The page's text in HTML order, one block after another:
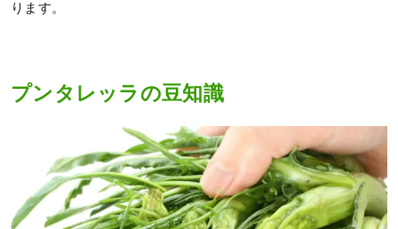
ります。
プンタレッラの豆知識